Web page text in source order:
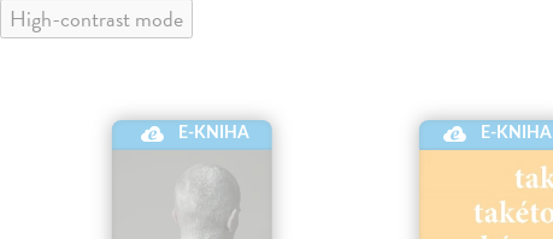
High-contrast mode
E-KNIHA E-KNIHA